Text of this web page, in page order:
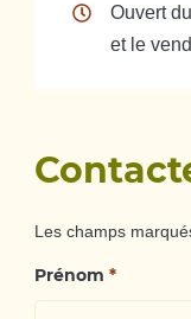
Ouvert
et le
Les champs
Prénom *